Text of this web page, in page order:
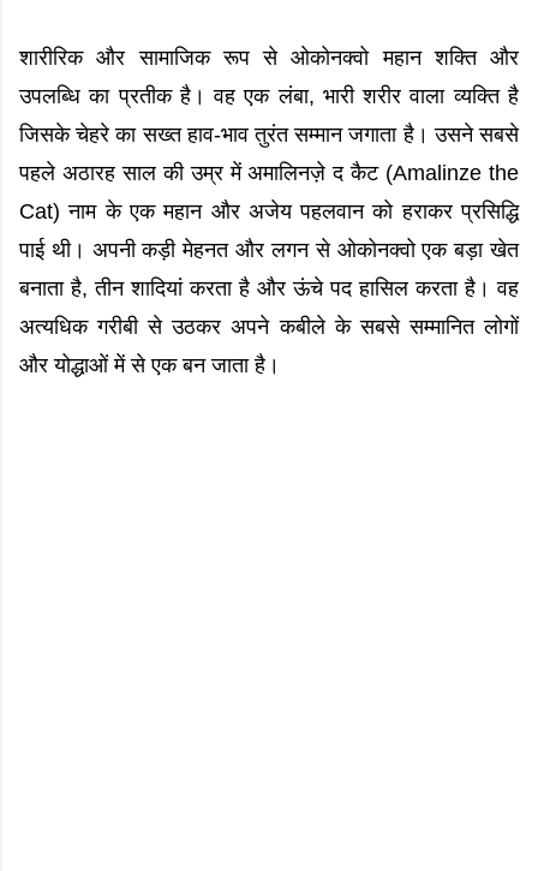
शारीरिक और सामाजिक रूप से ओकोनक्वो महान शक्ति और
उपलब्धि का प्रतीक है। वह एक लंबा, भारी शरीर वाला व्यक्ति है
जिसके चेहरे का सख्त हाव-भाव तुरंत सम्मान जगाता है। उसने सबसे
पहले अठारह साल की उम्र में अमालिनज़े द कैट (Amalinze the
Cat) नाम के एक महान और अजेय पहलवान को हराकर प्रसिद्धि
पाई थी। अपनी कड़ी मेहनत और लगन से ओकोनक्वो एक बड़ा खेत
बनाता है, तीन शादियां करता है और ऊंचे पद हासिल करता है। वह
अत्यधिक गरीबी से उठकर अपने कबीले के सबसे सम्मानित लोगों
और योद्धाओं में से एक बन जाता है।